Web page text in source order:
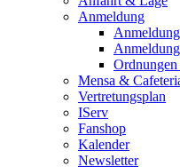
Anmeldung
Mensa &
Vertretungsplan
IServ
Fanshop
Kalender
Newsletter